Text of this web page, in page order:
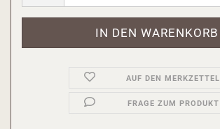
AUF DEN MERKZETTEL
FRAGE ZUM PRODUKT